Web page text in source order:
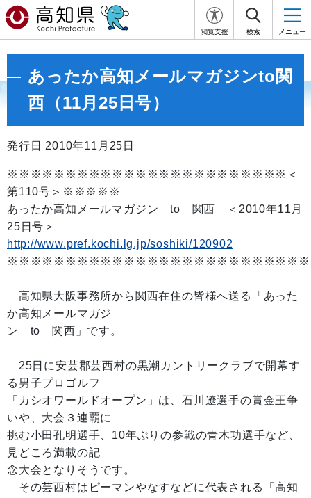
閲覧支援 検索 メニュー
あったか高知メールマガジンto関
西（11月25日号）
発行日 2010年11月25日
※※※※※※※※※※※※※※※※※※※※※※※※＜
第110号＞※※※※※
あったか高知メールマガジン to 関西 ＜2010年11月
25日号＞
http://www.pref.kochi.lg.jp/soshiki/120902
高知県大阪事務所から関西在住の皆様へ送る「あった
か高知メールマガジ
ン to 関西」です。
25日に安芸郡芸西村の黒潮カントリークラブで開幕す
る男子プロゴルフ
「カシオワールドオープン」は、石川遼選手の賞金王争
いや、大会３連覇に
挑む小田孔明選手、10年ぶりの参戦の青木功選手など、
見どころ満載の記
念大会となりそうです。
その芸西村はピーマンやなすなどに代表される「高知